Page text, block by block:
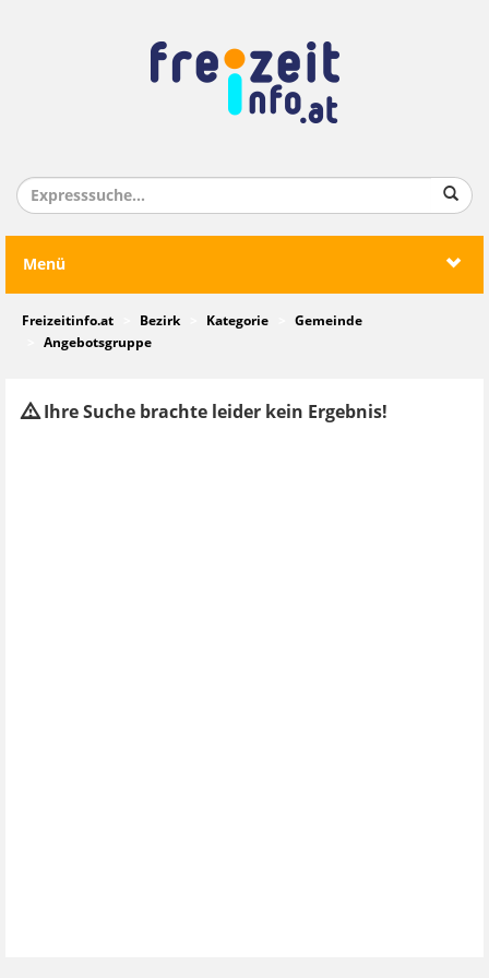
Menü
Freizeitinfo.at Bezirk Kategorie
Gemeinde
Angebotsgruppe
Ihre Suche brachte leider kein Ergebnis!